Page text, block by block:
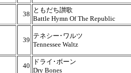
38
ともだち讃歌
Battle Hymn Of The Republic
39
テネシー･ワルツ
Tennessee Waltz
40
ドライ･ボーン
Dry Bones